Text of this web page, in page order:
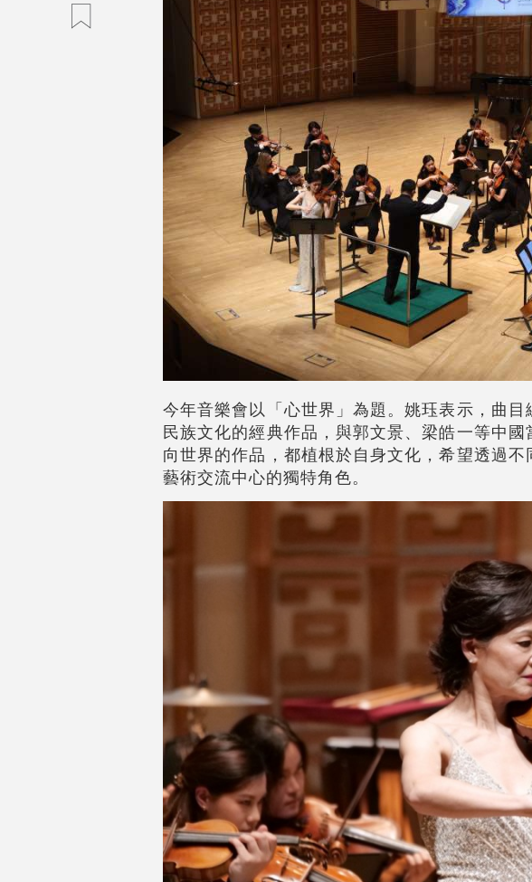
今年音樂會以「心世界」為題。姚珏表示，曲
民族文化的經典作品，與郭文景、梁皓一等中
向世界的作品，都植根於自身文化，希望透過
藝術交流中心的獨特角色。